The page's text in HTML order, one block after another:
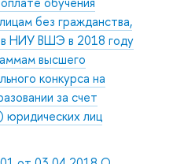
без гражданства,
НИУ ВШЭ в 2018 году
высшего
конкурса на
за счет
юридических лиц